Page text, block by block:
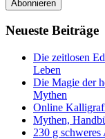
Neueste Beiträge
Die zeitlosen
Leben
Die Magie der
Mythen
Online
Mythen,
230 g